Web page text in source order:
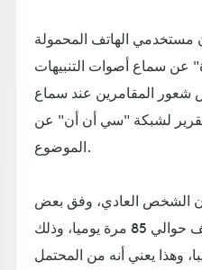
مستخدمي الهاتف المحمولة
عن سماع أصوات التنبيهات
شعور المقامرين عند سماع
تقرير لشبكة "سي أن أن" عن
الموضوع.
أن الشخص العادي، وفق بعض
التقديرات، يتحقق من الهاتف حوالي 85 مرة يوميا، وذلك
دقيقة تقريبا، وهذا يعني أنه من المحتمل